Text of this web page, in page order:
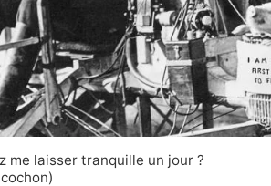
me laisser tranquille un jour ?